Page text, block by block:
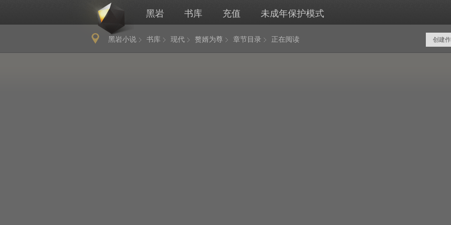
黑岩 书库 充值 未成年保护模式
黑岩小说 书库 现代 赘婿为尊 章节目录 正在阅读 创建